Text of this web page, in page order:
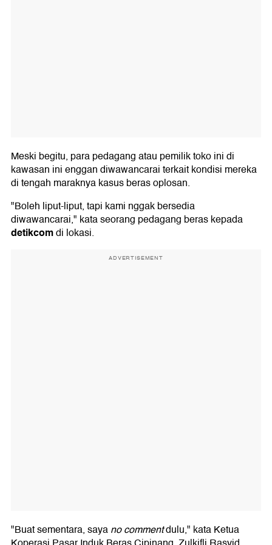
Meski begitu, para pedagang atau pemilik toko ini di
kawasan ini enggan diwawancarai terkait kondisi mereka
di tengah maraknya kasus beras oplosan.
"Boleh liput-liput, tapi kami nggak bersedia
diwawancarai," kata seorang pedagang beras kepada
detikcomdi lokasi.
ADVERTISEMENT
"Buat sementara, sayano commentdulu," kata Ketua